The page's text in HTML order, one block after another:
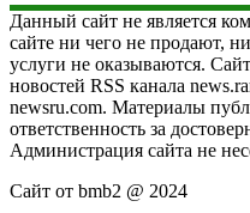
Данный сайт не является
сайте ни чего не продают,
услуги не оказываются.
новостей RSS канала
newsru.com. Материалы
ответственность за
Администрация сайта не
Сайт от bmb2 @ 2024